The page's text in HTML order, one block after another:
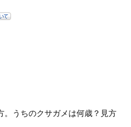
。うちのクサガメは何歳？見方